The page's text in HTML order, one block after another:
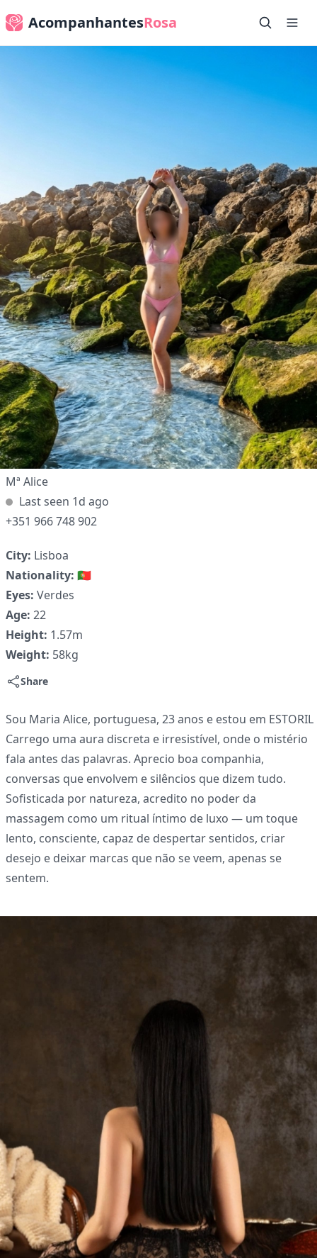
AcompanhantesRosa
✕
Mª Alice
Last seen 1d ago
+351 966 748 902
City: Lisboa
Nationality: 🇵🇹
Eyes: Verdes
Age: 22
Height: 1.57m
Weight: 58kg
Share
Sou Maria Alice, portuguesa, 23 anos e estou em ESTORIL
Carrego uma aura discreta e irresistível, onde o mistério
fala antes das palavras. Aprecio boa companhia,
conversas que envolvem e silêncios que dizem tudo.
Sofisticada por natureza, acredito no poder da
massagem como um ritual íntimo de luxo — um toque
lento, consciente, capaz de despertar sentidos, criar
desejo e deixar marcas que não se veem, apenas se
sentem.